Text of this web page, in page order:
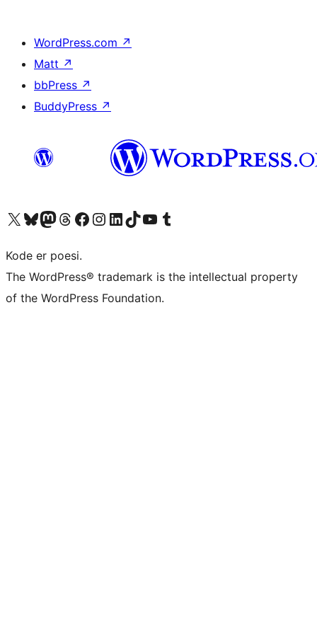
WordPress.com ↗
Matt ↗
bbPress ↗
BuddyPress ↗
Besøg vores X (tidligere Twitter) konto
Besøg vores Bluesky-konto
Besøg vores Mastodon konto
Besøg vores Threads-konto
Besøg vores Facebook sideBesøg vores Instagram konto
Besøg vores LinkedIn konto
Besøg vores TikTok-konto
Besøg vores YouTube-kanalBesøg vores Tumblr-konto
Kode er poesi.
The WordPress® trademark is the intellectual property
of the WordPress Foundation.